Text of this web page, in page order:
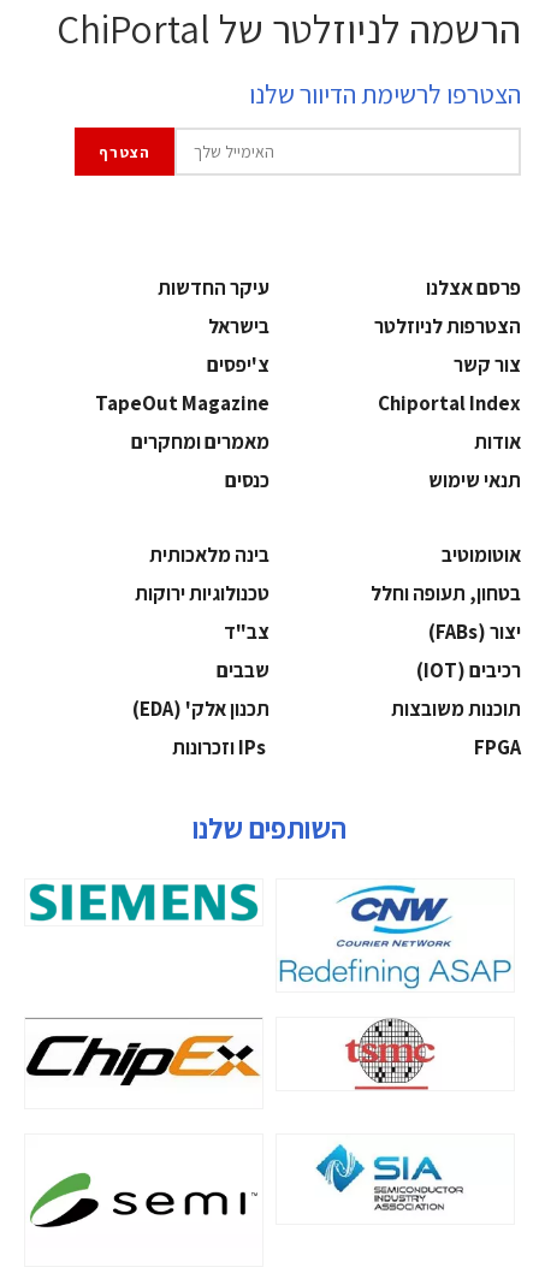
הרשמה לניוזלטר של ChiPortal
הצטרפו לרשימת הדיוור שלנו
פרסם אצלנו
עיקר החדשות
הצטרפות לניוזלטר
בישראל
צור קשר
צ'יפסים
Chiportal Index
TapeOut Magazine
אודות
מאמרים ומחקרים
תנאי שימוש
כנסים
אוטומוטיב
בינה מלאכותית
בטחון, תעופה וחלל
‫טכנולוגיות ירוקות‬
‫יצור (‪(FABs‬‬
‫צב"ד‬
‫רכיבים‬ (IOT)
‫שבבים‬
‫תוכנות משובצות‬
‫תכנון אלק' (‪(EDA‬‬
‫‪FPGA‬‬
השותפים שלנו